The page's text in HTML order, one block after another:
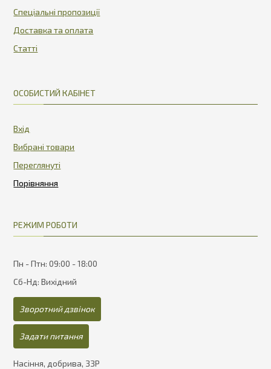
Спеціальні пропозиції
Доставка та оплата
Статті
ОСОБИСТИЙ КАБІНЕТ
Вхід
Вибрані товари
Переглянуті
РЕЖИМ РОБОТИ
Пн - Птн: 09:00 - 18:00
Сб-Нд: Вихідний
Зворотний дзвінок
Задати питання
Насіння, добрива, ЗЗР